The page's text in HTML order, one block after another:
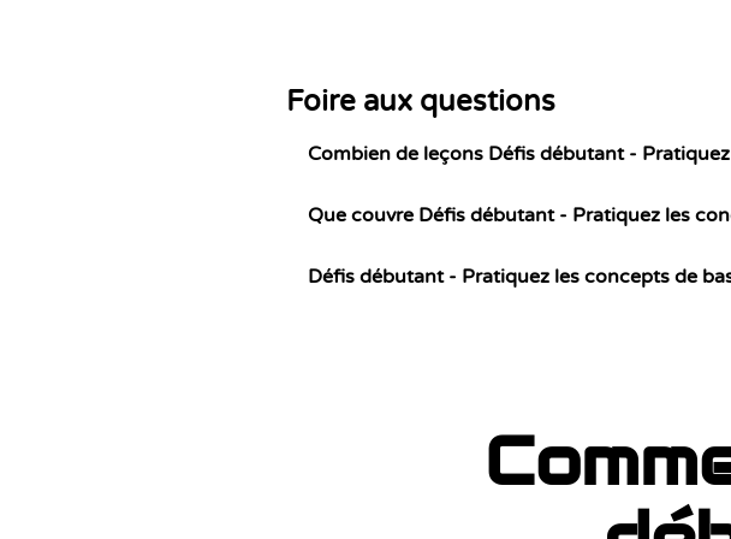
Foire aux questions
Combien de leçons Défis débutant -
Que couvre Défis débutant - Pratiquez les
Défis débutant - Pratiquez les concepts de